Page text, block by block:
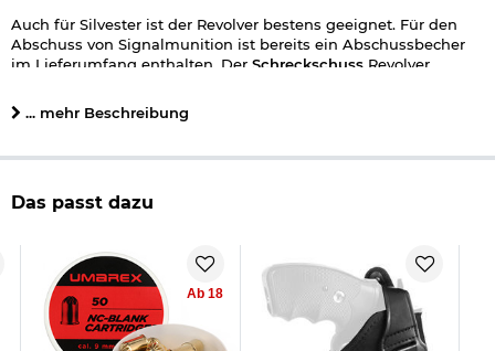
Auch für Silvester ist der Revolver bestens geeignet. Für den
Abschuss von Signalmunition ist bereits ein Abschussbecher
im Lieferumfang enthalten. Der Schreckschuss Revolver
Hahnspannersystem. Singleaction: Hahn wird vorgespannt.
Durch Betätigung des Abzuges wird der Schuss ausgelöst.
gespannt und anschließend der Schuss ausgelöst.
RG89 9 mm Schreckschussrevolver chrom mit Combat
Zusatzlauf (Abschussbecher)
Reinigungsbürste
Waffenkoffer
Technische Details zu Röhm RG 89 Schreckschuss Revolver:
... mehr Beschreibung
Das passt dazu
Ab 18